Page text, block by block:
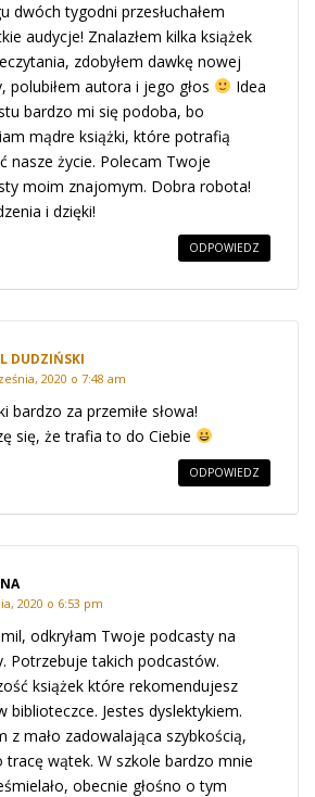
dwóch tygodni przesłuchałem
audycje! Znalazłem kilka książek
zdobyłem dawkę nowej
polubiłem autora i jego głos
Idea
bardzo mi się podoba, bo
mądre książki, które potrafią
nasze życie. Polecam Twoje
moim znajomym. Dobra robota!
i dzięki!
ODPOWIEDZ
DUDZIŃSKI
2020 o 7:48 am
bardzo za przemiłe słowa!
się, że trafia to do Ciebie
ODPOWIEDZ
2020 o 6:53 pm
odkryłam Twoje podcasty na
Potrzebuje takich podcastów.
książek które rekomendujesz
biblioteczce. Jestes dyslektykiem.
z mało zadowalająca szybkością,
tracę wątek. W szkole bardzo mnie
obecnie głośno o tym